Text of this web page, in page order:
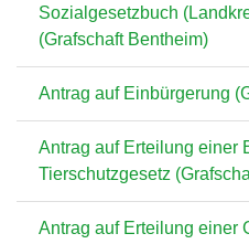
Sozialgesetzbuch
(Grafschaft Bentheim)
Antrag auf Einbürgerung
Antrag auf Erteilung einer
Tierschutzgesetz
Antrag auf Erteilung einer